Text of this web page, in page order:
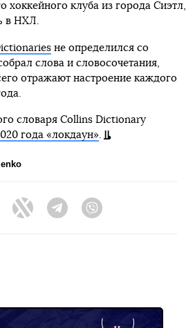
хоккейного клуба из города Сиэтл,
в НХЛ.
не определился со
слова и словосочетания,
отражают настроение каждого
словаря Collins Dictionary
года «локдаун».
FacebookTwitter Telegram